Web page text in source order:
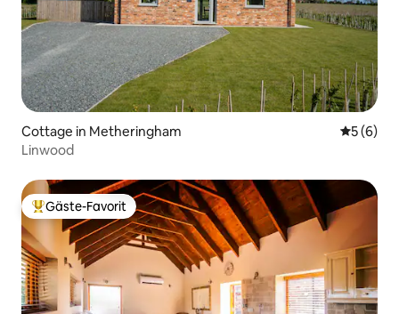
Cottage in Metheringham
5 (6)
Linwood
Beliebter Gäste-Favorit.
Gäste-Favorit